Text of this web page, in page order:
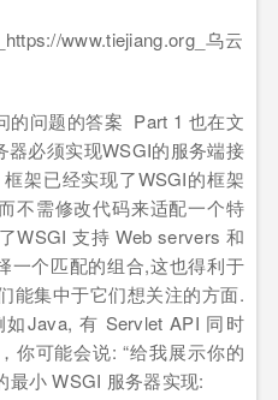
的问题的答案 Part 1 也在文
器必须实现WSGI的服务端接
架已经实现了WSGI的框架
不需修改代码来适配一个特
WSGI 支持 Web servers 和
一个匹配的组合,这也得利于
能集中于它们想关注的方面.
Java, 有 Servlet API 同时
你可能会说: “给我展示你的
最小 WSGI 服务器实现: